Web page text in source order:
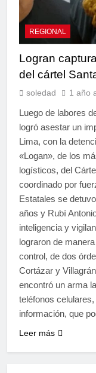
REGIONAL
Logran
del cártel
soledad 1 año
Luego de labores
logró asestar un
Lima, con la
«Logan», de los
logísticos, del
coordinado por
Estatales se
años y Rubí
inteligencia y
lograron de
control, de dos
Cortázar y
encontró un arma
teléfonos
información, que
Leer más